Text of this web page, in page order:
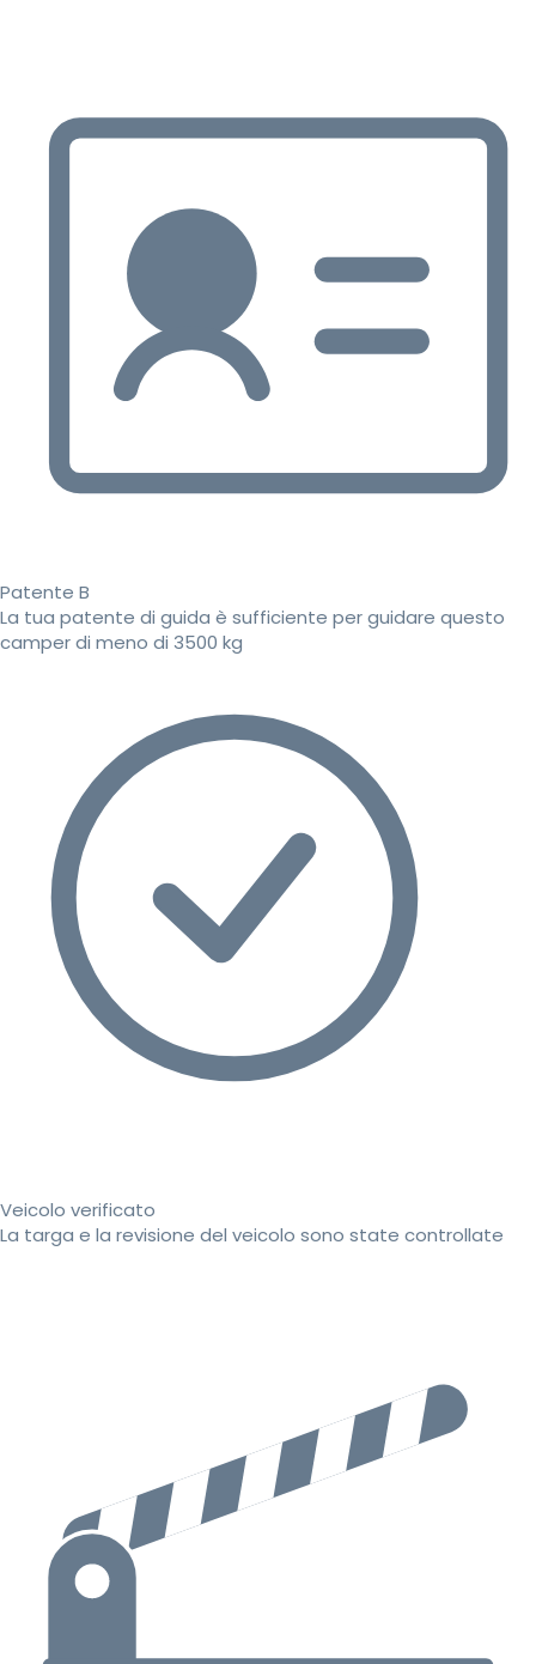
Patente B
La tua patente di guida è sufficiente per guidare questo
camper di meno di 3500 kg
Veicolo verificato
La targa e la revisione del veicolo sono state controllate